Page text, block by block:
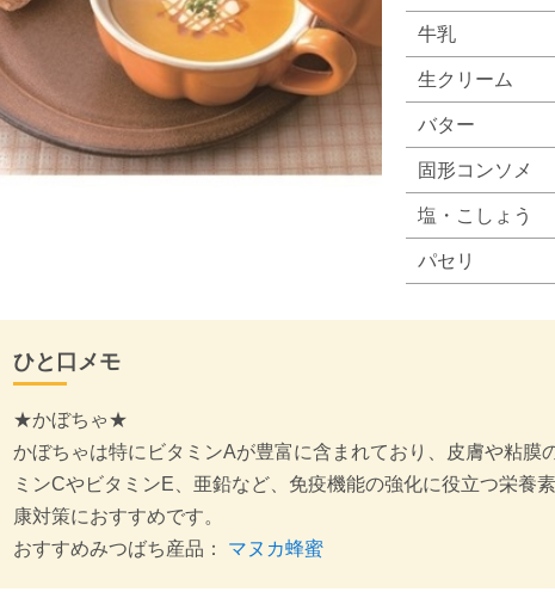
牛乳
生クリーム
バター
固形コンソメ
塩・こしょう
パセリ
ひと口メモ
★かぼちゃ★
かぼちゃは特にビタミンAが豊富に含まれており、皮膚や粘
ミンCやビタミンE、亜鉛など、免疫機能の強化に役立つ栄養
康対策におすすめです。
おすすめみつばち産品： マヌカ蜂蜜